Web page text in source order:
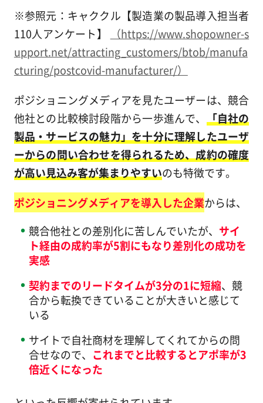
※参照元：キャククル【製造業の製品導入担当者
110人アンケート】
（https://www.shopowner-s
upport.net/attracting_customers/btob/manufa
cturing/postcovid-manufacturer/）
ポジショニングメディアを見たユーザーは、競合
他社との比較検討段階から一歩進んで、
「自社の
製品・サービスの魅力」を十分に理解したユーザ
ーからの問い合わせを得られるため、成約の確度
が高い見込み客が集まりやすいのも特徴です。
ポジショニングメディアを導入した企業からは、
競合他社との差別化に苦しんでいたが、 サイ
ト経由の成約率が5割にもなり差別化の成功を
実感
契約までのリードタイムが3分の1に短縮、競
合から転換できていることが大きいと感じて
いる
サイトで自社商材を理解してくれてからの問
合せなので、 これまでと比較するとアポ率が3
倍近くになった